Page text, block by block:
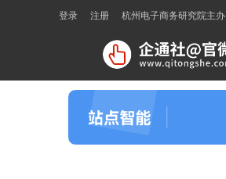
登录 注册 杭州电子商务研究院主办